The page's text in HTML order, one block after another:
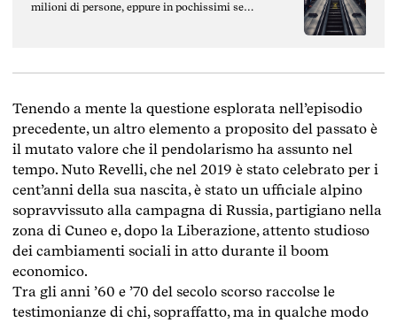
milioni di persone, eppure in pochissimi se
Tenendo a mente la questione esplorata nell’episodio
precedente, un altro elemento a proposito del passato è
il mutato valore che il pendolarismo ha assunto nel
tempo. Nuto Revelli, che nel 2019 è stato celebrato per i
cent’anni della sua nascita, è stato un ufficiale alpino
sopravvissuto alla campagna di Russia, partigiano nella
zona di Cuneo e, dopo la Liberazione, attento studioso
dei cambiamenti sociali in atto durante il boom
economico.
Tra gli anni ’60 e ’70 del secolo scorso raccolse le
testimonianze di chi, sopraffatto, ma in qualche modo